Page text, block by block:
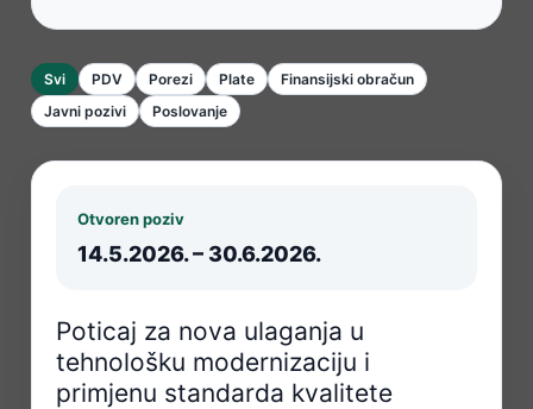
Svi PDV Porezi Plate
Finansijski obračun
Javni pozivi
Poslovanje
Otvoren poziv
14.5.2026. – 30.6.2026.
Poticaj za nova ulaganja u
tehnološku modernizaciju i
primjenu standarda kvalitete